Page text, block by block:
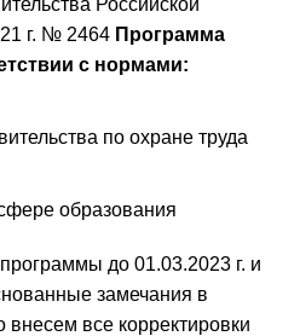
г. № 2464 Программа
с нормами:
по охране труда
образования
до 01.03.2023 г. и
замечания в
внесем все корректировки